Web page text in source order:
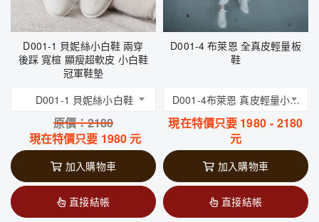
D001-1 貝妮絲小白鞋 兩穿
後踩 寬楦 顯瘦超軟皮 小白鞋
冠軍鞋墊
D001-1 貝妮絲小白鞋
原價：2180
現在特價只要 1980 元
加入購物車
直接結帳
D001-4 布萊恩 全真皮輕量板
鞋
D001-4布萊恩 真皮輕量小板鞋
現在特價只要 1980 - 2180
元
加入購物車
直接結帳